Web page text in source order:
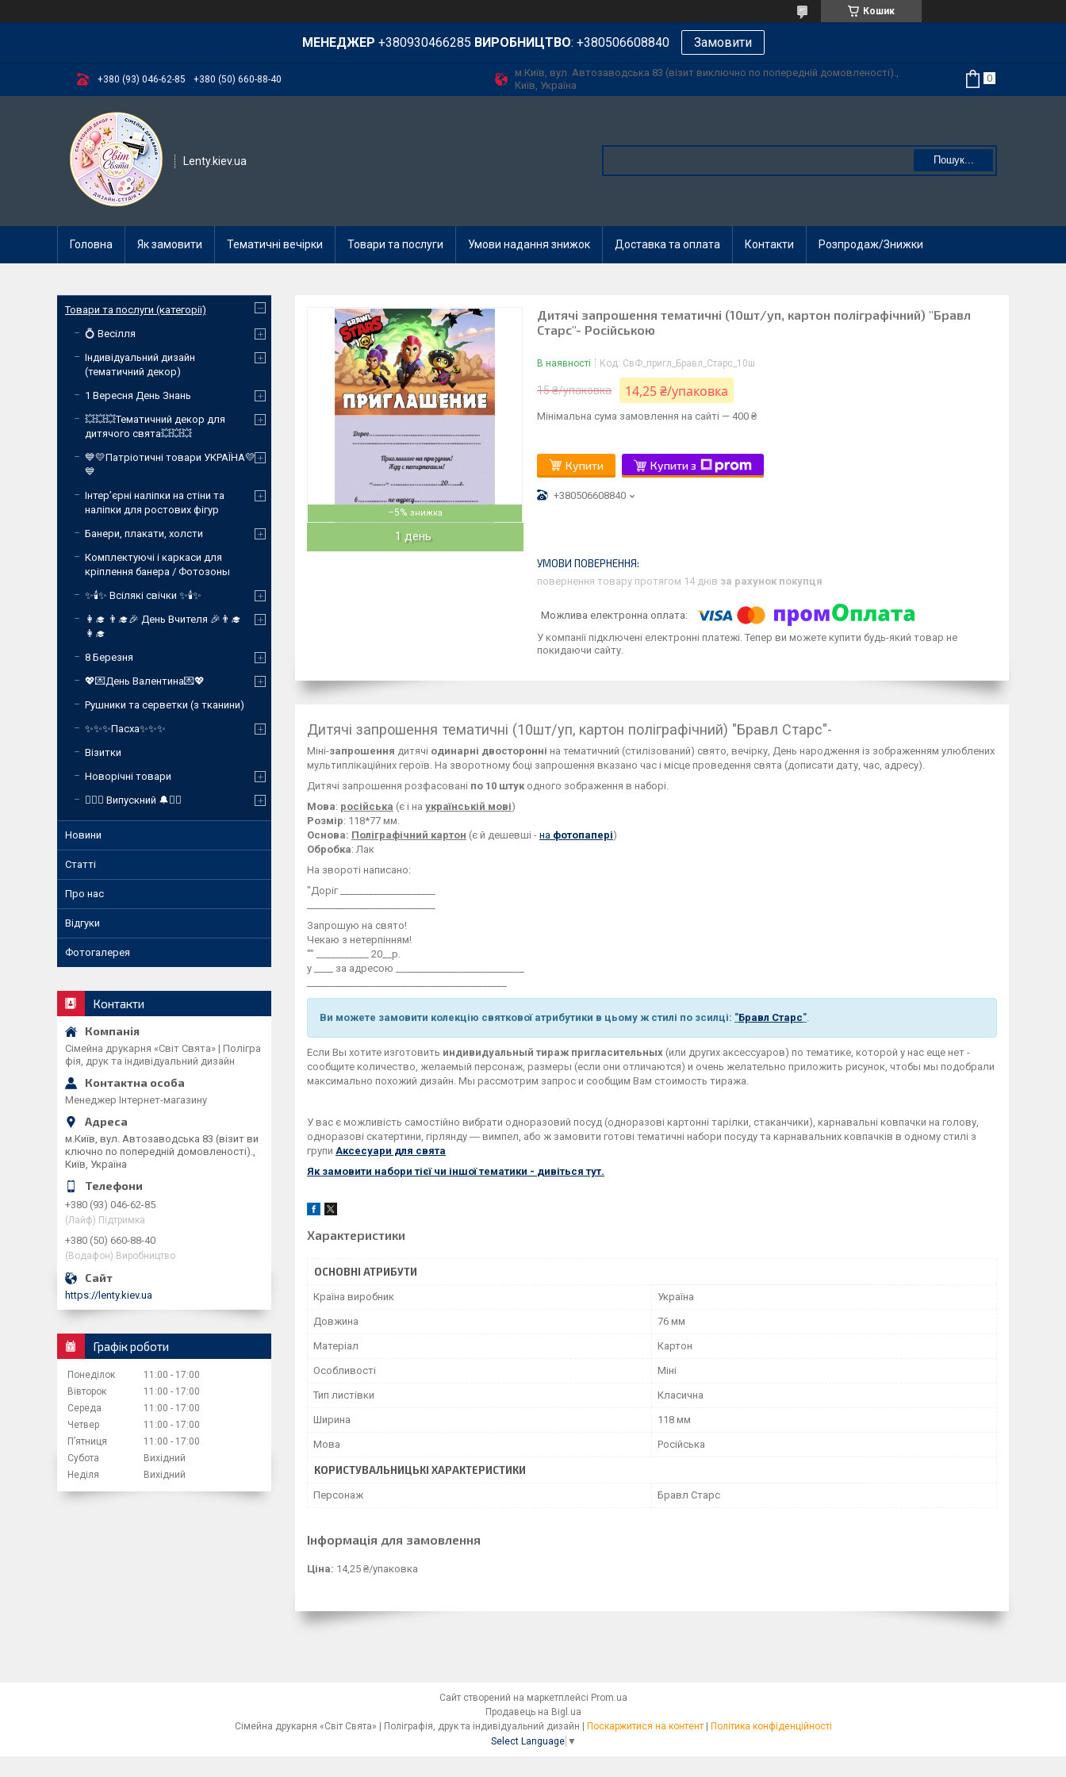
Кошик
МЕНЕДЖЕР +380930466285 ВИРОБНИЦТВО: +380506608840 Замовити
+380 (93) 046-62-85 +380 (50) 660-88-40
м.Київ, вул. Автозаводська 83 (візит виключно по попередній домовленості).,
Київ, Україна
Lenty.kiev.ua Пошук...
Головна Як замовити Тематичні вечірки Товари та послуги Умови надання знижок Доставка та оплата Контакти Розпродаж/Знижки
–5%
1 день
Дитячі запрошення тематичні (10шт/уп, картон поліграфічний) "Бравл
Старс"- Російською
В наявності Код: СвФ_пригл_Бравл_Старс_10ш
15 ₴/упаковка 14,25 ₴/упаковка
Мінімальна сума замовлення на сайті — 400 ₴
Купити Купити з
+380506608840
повернення товару протягом 14 днів за рахунок покупця
У компанії підключені електронні платежі. Тепер ви можете купити будь-який товар не
покидаючи сайту.
Дитячі запрошення тематичні (10шт/уп, картон поліграфічний) "Бравл Старс"-
Міні-запрошення дитячі одинарні двосторонні на тематичний (стилізований) свято, вечірку, День народження із зображенням улюблених
мультиплікаційних героїв. На зворотному боці запрошення вказано час і місце проведення свята (дописати дату, час, адресу).
Дитячі запрошення розфасовані по 10 штук одного зображення в наборі.
Мова: російська (є і на українській мові)
Розмір: 118*77 мм.
Основа: Поліграфічний картон (є й дешевші - на фотопапері)
Обробка: Лак
На звороті написано:
"Доріг _______
Запрошую на свято!
Чекаю з нетерпінням!
"" ___________ 20__р.
у ____ за адресою ___________________________
Ви можете замовити колекцію святкової атрибутики в цьому ж стилі по зсилці: "Бравл Старс"
Если Вы хотите изготовить индивидуальный тираж пригласительных (или других аксессуаров) по тематике, которой у нас еще нет -
сообщите количество, желаемый персонаж, размеры (если они отличаются) и очень желательно приложить рисунок, чтобы мы подобрали
максимально похожий дизайн. Мы рассмотрим запрос и сообщим Вам стоимость тиража.
У вас є можливість самостійно вибрати одноразовий посуд (одноразові картонні тарілки, стаканчики), карнавальні ковпачки на голову,
одноразові скатертини, гірлянду ― вимпел, або ж замовити готові тематичні набори посуду та карнавальних ковпачків в одному стилі з
групи Аксесуари для свята
Як замовити набори тієї чи іншої тематики - дивіться тут.
Характеристики
ОСНОВНІ АТРИБУТИ
Країна виробник Україна
Довжина 76 мм
Матеріал Картон
Особливості Міні
Тип листівки Класична
Ширина 118 мм
Мова Російська
КОРИСТУВАЛЬНИЦЬКІ ХАРАКТЕРИСТИКИ
Персонаж Бравл Старс
Інформація для замовлення
Ціна: 14,25 ₴/упаковка
Товари та послуги (категорії)
💍 Весілля
Індивідуальний дизайн
(тематичний декор)
1 Вересня День Знань
💥💥💥Тематичний декор для
дитячого свята💥💥💥
💙💛Патріотичні товари УКРАЇНА💛
💙
Інтер’єрні наліпки на стіни та
наліпки для ростових фігур
Банери, плакати, холсти
Комплектуючі і каркаси для
кріплення банера / Фотозоны
✨🕯️✨ Всілякі свічки ✨🕯️✨
👩‍🎓 👨‍🎓🎉 День Вчителя 🎉👨‍🎓
👩‍🎓
8 Березня
💖💌День Валентина💌💖
Рушники та серветки (з тканини)
✨✨✨Пасха✨✨✨
Візитки
Новорічні товари
❤️‍🔥🔔 Випускний 🔔❤️‍🔥
Новини
Статті
Про нас
Відгуки
Фотогалерея
Контакти
Сімейна друкарня «Світ Свята» | Полігра
фія, друк та індивідуальний дизайн
Менеджер Інтернет-магазину
м.Київ, вул. Автозаводська 83 (візит ви
ключно по попередній домовленості).,
Київ, Україна
+380 (93) 046-62-85
(Лайф) Підтримка
+380 (50) 660-88-40
(Водафон) Виробництво
https://lenty.kiev.ua
Графік роботи
Понеділок 11:00
17:00
Вівторок
11:00
17:00
Середа
11:00
17:00
Четвер
11:00
17:00
Пʼятниця
11:00
17:00
Субота
Вихідний
Неділя
Вихідний
Сайт створений на маркетплейсі Prom.ua
Продавець на Bigl.ua
Сімейна друкарня «Світ Свята» | Поліграфія, друк та індивідуальний дизайн | Поскаржитися на контент | Політика конфіденційності
Select Language ▼